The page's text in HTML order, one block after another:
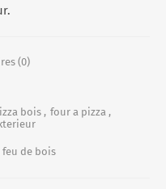
(0)
bois , four a pizza ,
feu de bois